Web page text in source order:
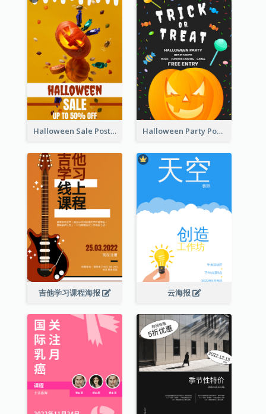
Halloween Sale Poster Halloween Party Poster
吉他学习课程海报 云海报